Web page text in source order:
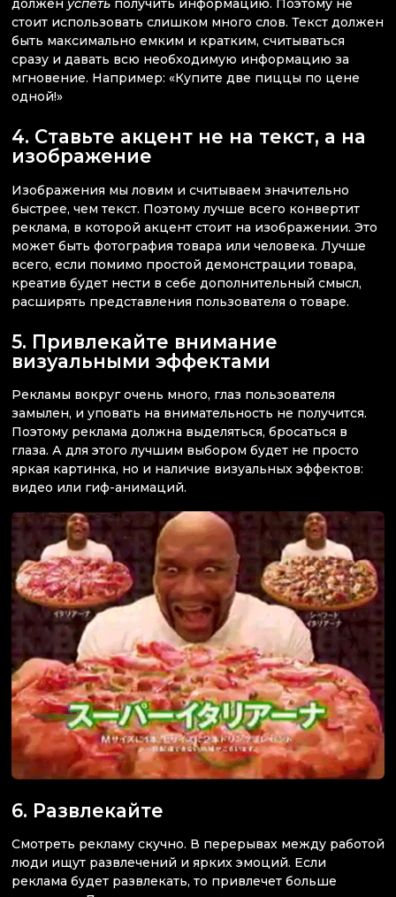
должен успеть получить информацию. Поэтому не
стоит использовать слишком много слов. Текст должен
быть максимально емким и кратким, считываться
сразу и давать всю необходимую информацию за
мгновение. Например: «Купите две пиццы по цене
одной!»
4. Ставьте акцент не на текст, а на
изображение
Изображения мы ловим и считываем значительно
быстрее, чем текст. Поэтому лучше всего конвертит
реклама, в которой акцент стоит на изображении. Это
может быть фотография товара или человека. Лучше
всего, если помимо простой демонстрации товара,
креатив будет нести в себе дополнительный смысл,
расширять представления пользователя о товаре.
5. Привлекайте внимание
визуальными эффектами
Рекламы вокруг очень много, глаз пользователя
замылен, и уповать на внимательность не получится.
Поэтому реклама должна выделяться, бросаться в
глаза. А для этого лучшим выбором будет не просто
яркая картинка, но и наличие визуальных эффектов:
видео или гиф-анимаций.
6. Развлекайте
Смотреть рекламу скучно. В перерывах между работой
люди ищут развлечений и ярких эмоций. Если
реклама будет развлекать, то привлечет больше